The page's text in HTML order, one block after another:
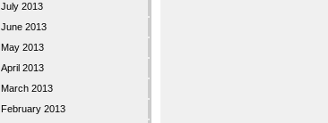
July 2013
June 2013
May 2013
April 2013
March 2013
February 2013